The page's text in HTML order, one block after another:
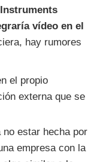
vídeo en el
hay rumores
el propio
externa que se
estar hecha por
empresa con la